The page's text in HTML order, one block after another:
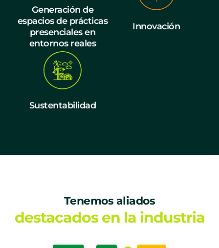
Generación de
espacios de prácticas
presenciales en
entornos reales
Innovación
Sustentabilidad
Tenemos aliados
destacados en la industria